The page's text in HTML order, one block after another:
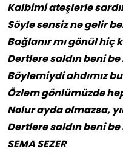
Kalbimi ateşlerle
Söyle sensiz ne gelir
Bağlanır mı gönül hiç
Dertlere saldın beni
Böylemiydi ahdımız
Özlem gönlümüzde
Nolur ayda olmazsa,
Dertlere saldın beni
SEMA SEZER